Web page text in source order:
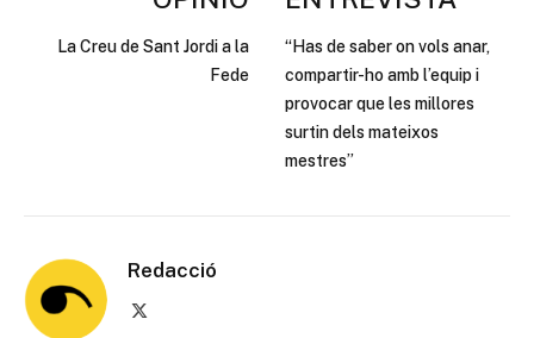
La Creu de Sant Jordi a la
Fede
“Has de saber on vols anar,
compartir-ho amb l’equip i
provocar que les millores
surtin dels mateixos
mestres”
Redacció